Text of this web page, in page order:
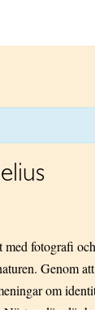
fotografi
Genom
om